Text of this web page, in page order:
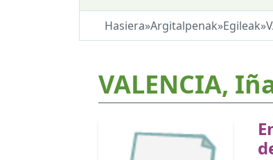
Hasiera»Argitalpenak»Egileak»
VALENCIA,